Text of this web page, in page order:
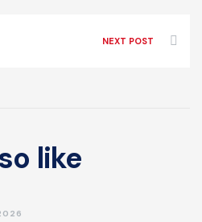
NEXT POST
like